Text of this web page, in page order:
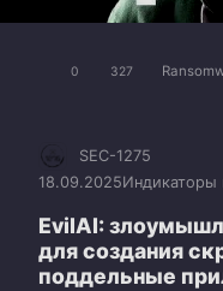
0 327
SEC-1275
18.09.2025Индикаторы
EvilAI:
для создания
поддельные